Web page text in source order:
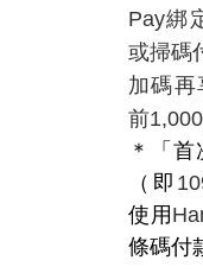
Pay綁
或掃碼
加碼再
前1,000
＊「
（即
使用
條碼付